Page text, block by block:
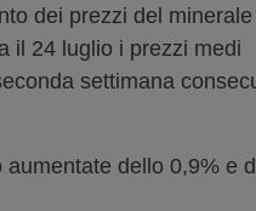
dei prezzi del minerale
il 24 luglio i prezzi medi
settimana
dello 0,9% e